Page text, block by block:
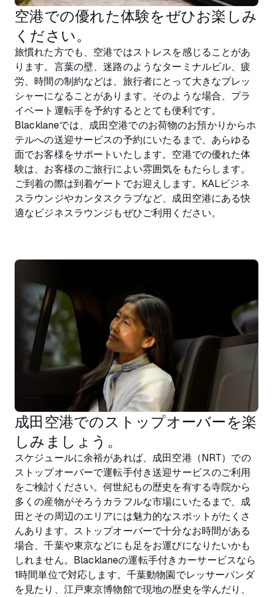
空港での優れた体験をぜひお楽しみ
ください。
旅慣れた方でも、空港ではストレスを感じることがあ
ります。言葉の壁、迷路のようなターミナルビル、疲
労、時間の制約などは、旅行者にとって大きなプレッ
シャーになることがあります。そのような場合、プラ
イベート運転手を予約するととても便利です。
Blacklaneでは、成田空港でのお荷物のお預かりからホ
テルへの送迎サービスの予約にいたるまで、あらゆる
面でお客様をサポートいたします。空港での優れた体
験は、お客様のご旅行によい雰囲気をもたらします。
ご到着の際は到着ゲートでお迎えします。KALビジネ
スラウンジやカンタスクラブなど、成田空港にある快
適なビジネスラウンジもぜひご利用ください。
成田空港でのストップオーバーを楽
しみましょう。
スケジュールに余裕があれば、成田空港（NRT）での
ストップオーバーで運転手付き送迎サービスのご利用
をご検討ください。何世紀もの歴史を有する寺院から
多くの産物がそろうカラフルな市場にいたるまで、成
田とその周辺のエリアには魅力的なスポットがたくさ
んあります。ストップオーバーで十分なお時間がある
場合、千葉や東京などにも足をお運びになりたいかも
しれません。Blacklaneの運転手付きカーサービスなら
1時間単位で対応します。千葉動物園でレッサーパンダ
を見たり、江戸東京博物館で現地の歴史を学んだり、